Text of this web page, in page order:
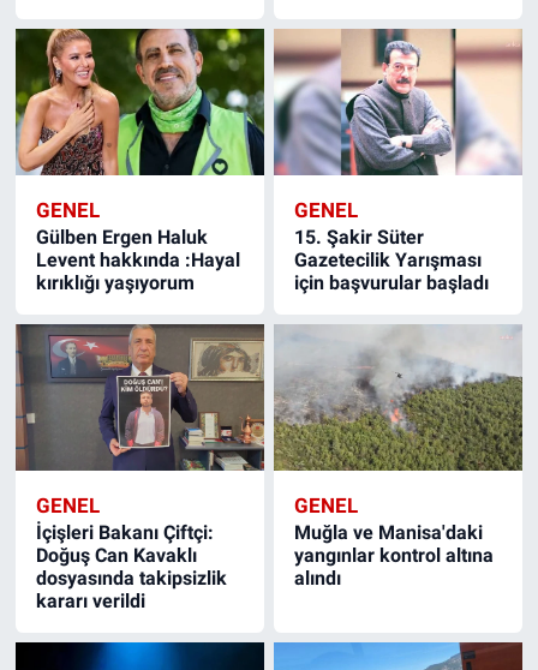
GENEL
Gülben Ergen Haluk
Levent hakkında :Hayal
kırıklığı yaşıyorum
GENEL
15. Şakir Süter
Gazetecilik Yarışması
için başvurular başladı
GENEL
İçişleri Bakanı Çiftçi:
Doğuş Can Kavaklı
dosyasında takipsizlik
kararı verildi
GENEL
Muğla ve Manisa'daki
yangınlar kontrol altına
alındı